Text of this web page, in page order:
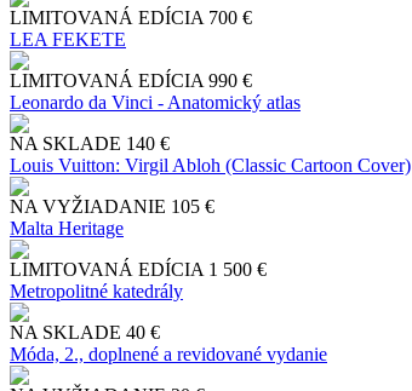
LIMITOVANÁ EDÍCIA 700 €
LEA FEKETE
LIMITOVANÁ EDÍCIA 990 €
Leonardo da Vinci - Anatomický atlas
NA SKLADE 140 €
Louis Vuitton: Virgil Abloh (Classic Cartoon Cover)
NA VYŽIADANIE 105 €
Malta Heritage
LIMITOVANÁ EDÍCIA 1 500 €
Metropolitné katedrály
NA SKLADE 40 €
Móda, 2., doplnené a revidované vydanie